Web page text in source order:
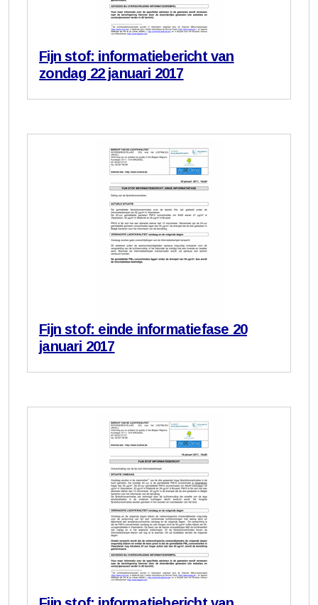
Fijn stof: informatiebericht van
zondag 22 januari 2017
Fijn stof: einde informatiefase 20
januari 2017